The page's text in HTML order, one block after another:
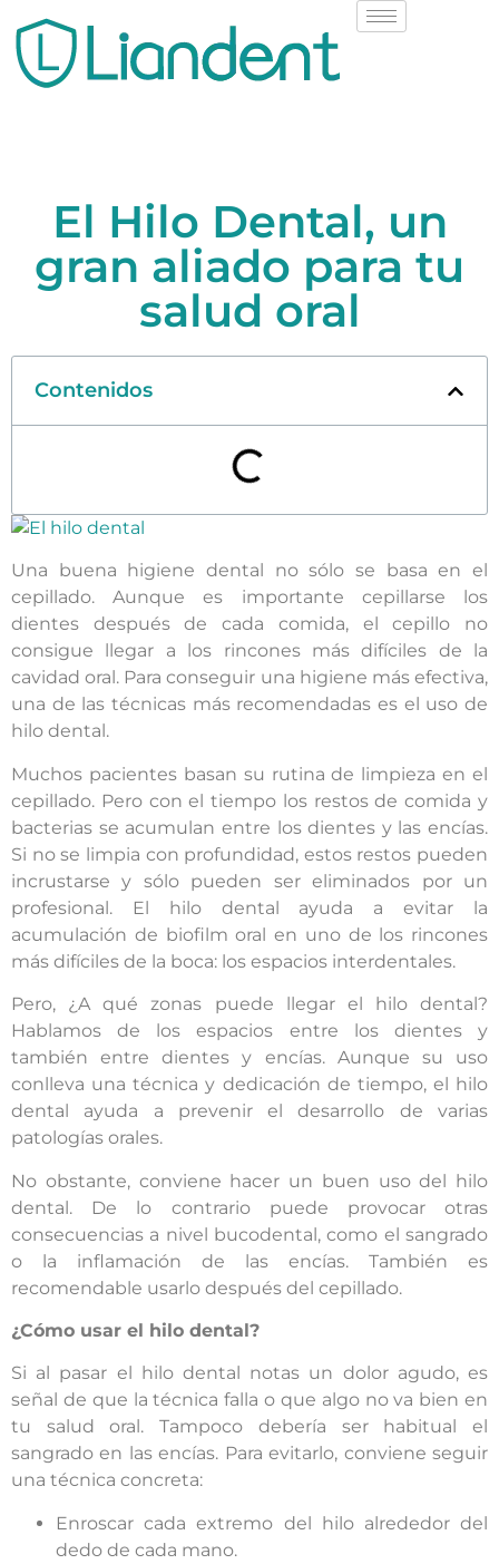
El Hilo Dental, un
gran aliado para tu
salud oral
Contenidos
Una buena higiene dental no sólo se basa en el
cepillado. Aunque es importante cepillarse los
dientes después de cada comida, el cepillo no
consigue llegar a los rincones más difíciles de la
cavidad oral. Para conseguir una higiene más efectiva,
una de las técnicas más recomendadas es el uso de
hilo dental.
Muchos pacientes basan su rutina de limpieza en el
cepillado. Pero con el tiempo los restos de comida y
bacterias se acumulan entre los dientes y las encías.
Si no se limpia con profundidad, estos restos pueden
incrustarse y sólo pueden ser eliminados por un
profesional. El hilo dental ayuda a evitar la
acumulación de biofilm oral en uno de los rincones
más difíciles de la boca: los espacios interdentales.
Pero, ¿A qué zonas puede llegar el hilo dental?
Hablamos de los espacios entre los dientes y
también entre dientes y encías. Aunque su uso
conlleva una técnica y dedicación de tiempo, el hilo
dental ayuda a prevenir el desarrollo de varias
patologías orales.
No obstante, conviene hacer un buen uso del hilo
dental. De lo contrario puede provocar otras
consecuencias a nivel bucodental, como el sangrado
o la inflamación de las encías. También es
recomendable usarlo después del cepillado.
¿Cómo usar el hilo dental?
Si al pasar el hilo dental notas un dolor agudo, es
señal de que la técnica falla o que algo no va bien en
tu salud oral. Tampoco debería ser habitual el
sangrado en las encías. Para evitarlo, conviene seguir
una técnica concreta:
Enroscar cada extremo del hilo alrededor del
dedo de cada mano.